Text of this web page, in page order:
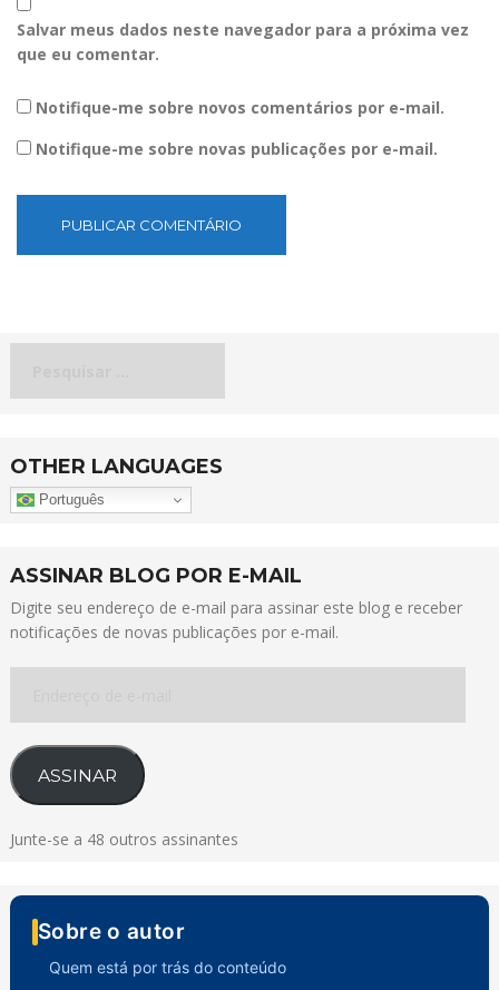
Salvar meus dados neste navegador para a próxima vez
que eu comentar.
Notifique-me sobre novos comentários por e-mail.
Notifique-me sobre novas publicações por e-mail.
OTHER LANGUAGES
Português
ASSINAR BLOG POR E-MAIL
Digite seu endereço de e-mail para assinar este blog e receber
notificações de novas publicações por e-mail.
e-
mail
ASSINAR
Junte-se a 48 outros assinantes
Sobre o autor
Quem está por trás do conteúdo